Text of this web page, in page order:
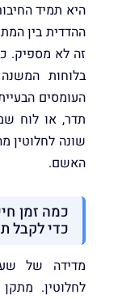
ההדדית בין
זה לא מספיק.
בלוחות
העומסים
תדר, או לוח
שונה לחלוטין
האשם.
כמה זמן
כדי לקבל
מדידה של
לחלוטין.